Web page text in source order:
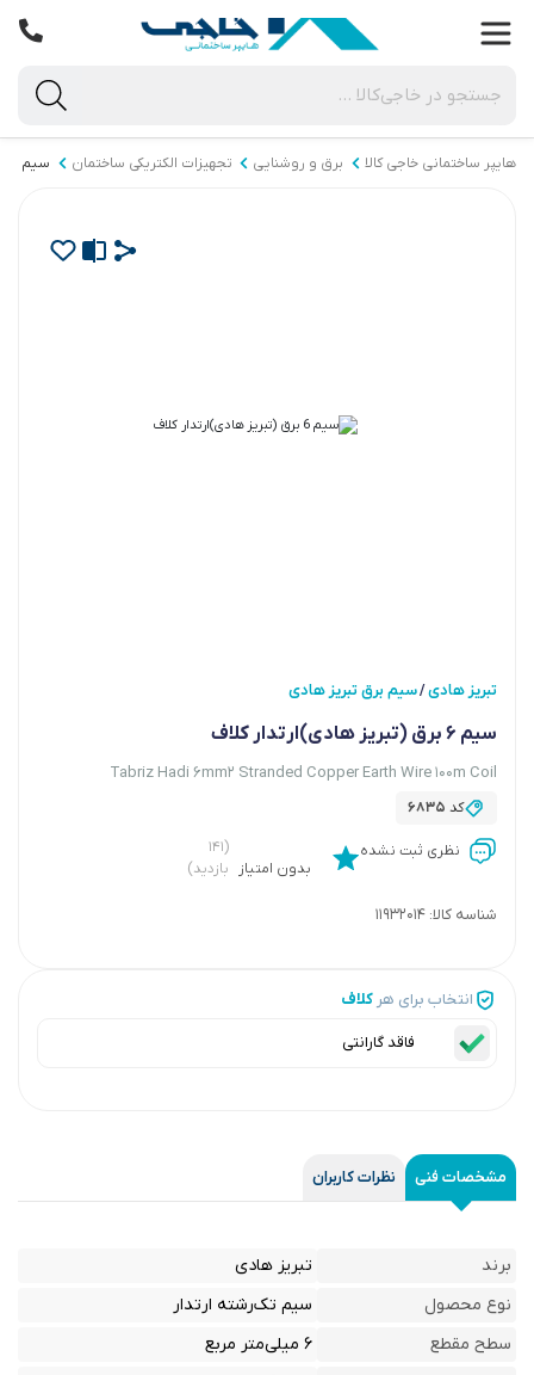
هایپر ساختمانی خاجی‌ کالا برق و روشنایی تجهیزات الکتریکی ساختمان سیم
تبریز هادی/سیم برق تبریز هادی
سیم 6 برق (تبریز هادی)ارتدار کلاف
Tabriz Hadi 6mm2 Stranded Copper Earth Wire 100m Coil
کد 6835
نظری ثبت نشده
بدون امتیاز
(۱۴۱
بازدید)
شناسه کالا: 11932014
انتخاب برای هر کلاف
فاقد گارانتی
مشخصات فنی نظرات کاربران
برند
تبریز هادی
نوع محصول
سیم تک‌رشته ارتدار
سطح مقطع
۶ میلی‌متر مربع